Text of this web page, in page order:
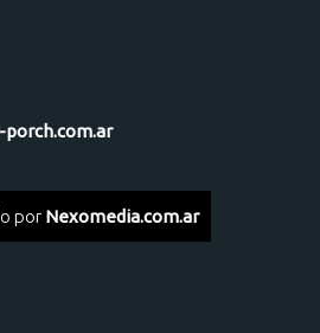
porch.com.ar
por Nexomedia.com.ar